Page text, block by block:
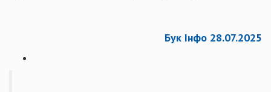
Бук Інфо 28.07.2025